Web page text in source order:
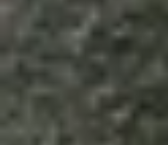
Tại sao nên bật chế độ tiết
Cách bật chế độ tiết kiệm
Một số mẹo tiết kiệm pin